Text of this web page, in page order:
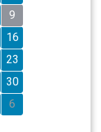
9
16
23
30
6